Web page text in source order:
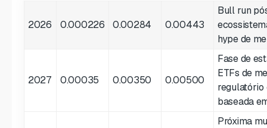
2026 0.000226 0.00284 0.00443
Bull run
hype de
2027 0.00035 0.00350 0.00500
Fase de
ETFs de
regulatório
baseada
Próxima